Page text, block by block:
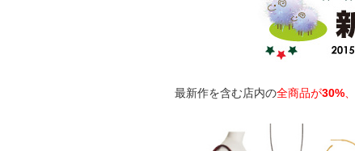
最新作を含む店内の全商品が30%